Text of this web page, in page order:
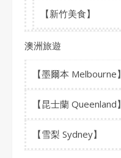
【新竹美食】
澳洲旅遊
【墨爾本 Melbourne】
【昆士蘭 Queenland】
【雪梨 Sydney】